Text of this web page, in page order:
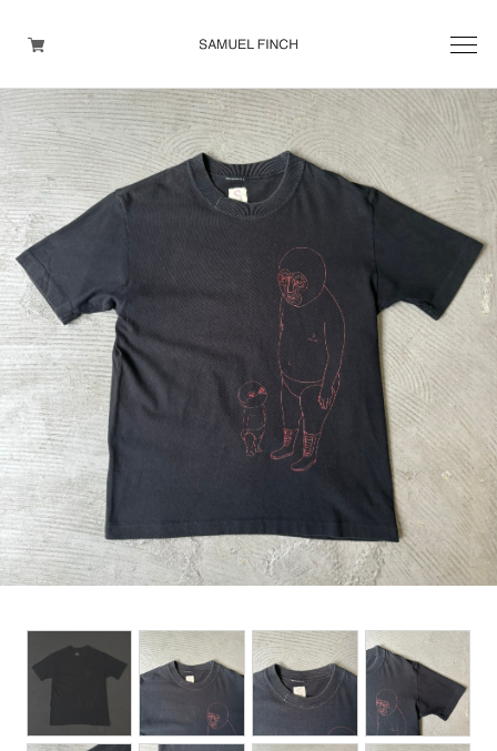
Men's
Maison Martin Margiela
Helmut Lang
Yohji Yamamoto
Other brands
TOPS
OUTER WEAR
BOTTOMS
DESIGNERS ARCHIVES